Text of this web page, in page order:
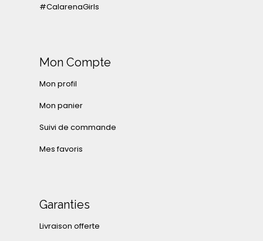
#CalarenaGirls
Mon Compte
Mon profil
Mon panier
Suivi de commande
Mes favoris
Garanties
Livraison offerte